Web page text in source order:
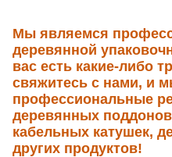
Мы являемся
деревянной
вас есть какие-либо
свяжитесь с нами, и
профессиональные
деревянных
кабельных катушек,
других продуктов!